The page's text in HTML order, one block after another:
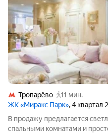
Тропарёво
11 мин.
ЖК «Миракс Парк», 4 квартал
В продажу предлагается
спальными комнатами и